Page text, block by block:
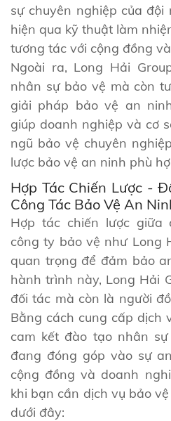
sự chuyên nghiệp của
hiện qua kỹ thuật làm
tương tác với cộng đồng
Ngoài ra, Long Hải
nhân sự bảo vệ mà còn
giải pháp bảo vệ an
giúp doanh nghiệp và cơ
ngũ bảo vệ chuyên
lược bảo vệ an ninh phù
Hợp Tác Chiến Lược -
Công Tác Bảo Vệ An
Hợp tác chiến lược giữa
công ty bảo vệ như Long
quan trọng để đảm bảo
hành trình này, Long Hải
đối tác mà còn là người
Bằng cách cung cấp dịch
cam kết đào tạo nhân
đang đóng góp vào sự
cộng đồng và doanh
khi bạn cần dịch vụ bảo
dưới đây: